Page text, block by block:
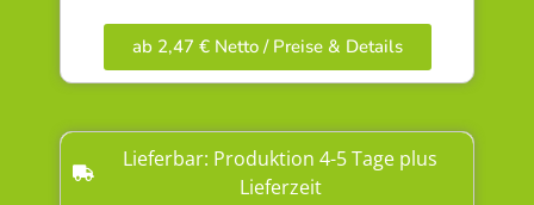
ab 2,47 € Netto / Preise & Details
Lieferbar: Produktion 4-5 Tage plus
Lieferzeit